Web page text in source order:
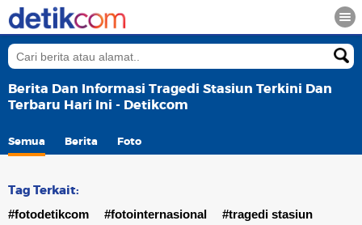
Berita Dan Informasi Tragedi Stasiun Terkini Dan
Terbaru Hari Ini - Detikcom
Semua Berita Foto
Tag Terkait:
#fotodetikcom #fotointernasional #tragedi stasiun